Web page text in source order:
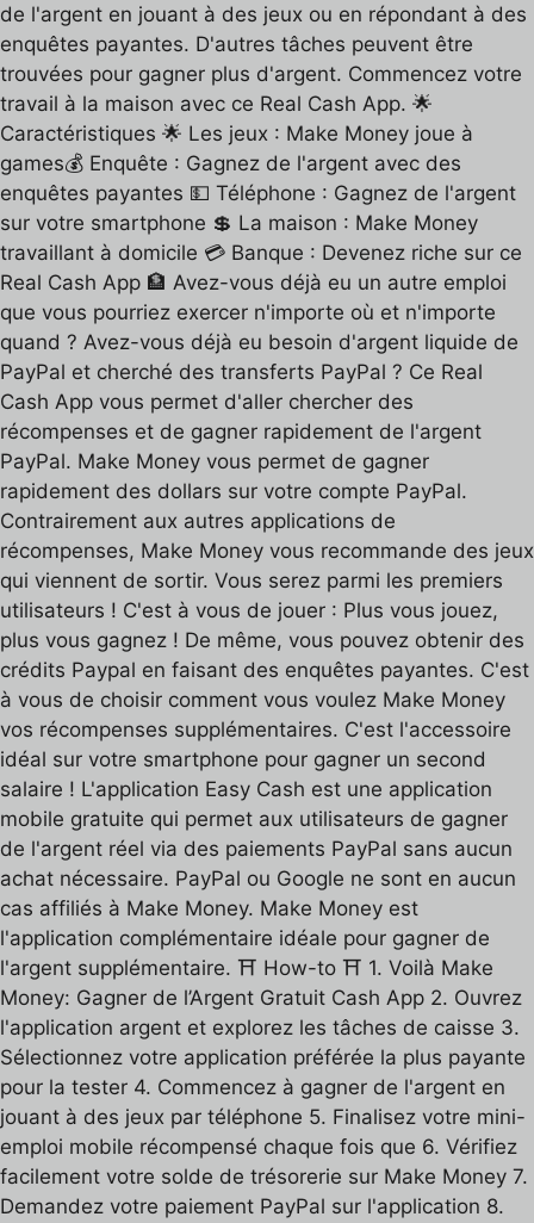
de l'argent en jouant à des jeux ou en répondant à des
enquêtes payantes. D'autres tâches peuvent être
trouvées pour gagner plus d'argent. Commencez votre
travail à la maison avec ce Real Cash App. 🌟
Caractéristiques 🌟 Les jeux : Make Money joue à
games💰 Enquête : Gagnez de l'argent avec des
enquêtes payantes 💵 Téléphone : Gagnez de l'argent
sur votre smartphone 💲 La maison : Make Money
travaillant à domicile 💳 Banque : Devenez riche sur ce
Real Cash App 🏦 Avez-vous déjà eu un autre emploi
que vous pourriez exercer n'importe où et n'importe
quand ? Avez-vous déjà eu besoin d'argent liquide de
PayPal et cherché des transferts PayPal ? Ce Real
Cash App vous permet d'aller chercher des
récompenses et de gagner rapidement de l'argent
PayPal. Make Money vous permet de gagner
rapidement des dollars sur votre compte PayPal.
Contrairement aux autres applications de
récompenses, Make Money vous recommande des jeux
qui viennent de sortir. Vous serez parmi les premiers
utilisateurs ! C'est à vous de jouer : Plus vous jouez,
plus vous gagnez ! De même, vous pouvez obtenir des
crédits Paypal en faisant des enquêtes payantes. C'est
à vous de choisir comment vous voulez Make Money
vos récompenses supplémentaires. C'est l'accessoire
idéal sur votre smartphone pour gagner un second
salaire ! L'application Easy Cash est une application
mobile gratuite qui permet aux utilisateurs de gagner
de l'argent réel via des paiements PayPal sans aucun
achat nécessaire. PayPal ou Google ne sont en aucun
cas affiliés à Make Money. Make Money est
l'application complémentaire idéale pour gagner de
l'argent supplémentaire. ⛩️ How-to ⛩️ 1. Voilà Make
Money: Gagner de l’Argent Gratuit Cash App 2. Ouvrez
l'application argent et explorez les tâches de caisse 3.
Sélectionnez votre application préférée la plus payante
pour la tester 4. Commencez à gagner de l'argent en
jouant à des jeux par téléphone 5. Finalisez votre mini-
emploi mobile récompensé chaque fois que 6. Vérifiez
facilement votre solde de trésorerie sur Make Money 7.
Demandez votre paiement PayPal sur l'application 8.